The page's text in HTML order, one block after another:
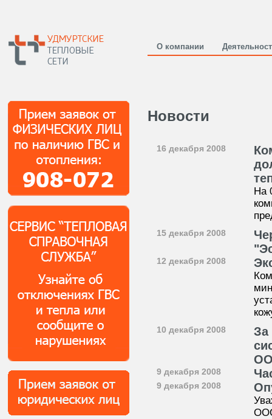
О компании
Новости
16 декабря 2008
На
15 декабря 2008
12 декабря 2008
10 декабря 2008
За
9 декабря 2008
9 декабря 2008